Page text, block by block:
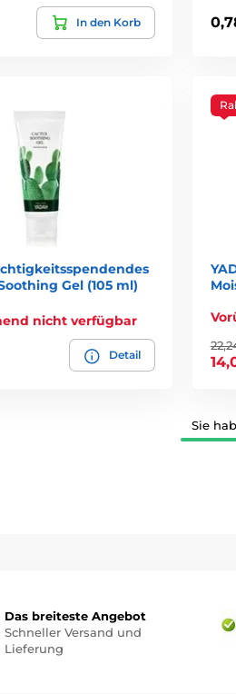
mit Centella Asiatica und
für intensive Feuchtigkeit und
Wirksamkeit aktiver
Haut – und sorgen für
die Haut und Umwelt
In den Korb
Gel (105 ml)
nicht verfügbar
Detail
Sie
Das breiteste Angebot
Schneller Versand und
Lieferung